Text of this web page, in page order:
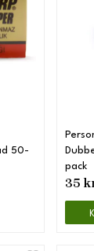
50-
pack
35